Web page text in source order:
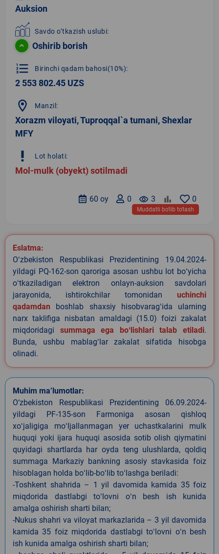
Auksion
Savdo o‘tkazish uslubi:
Oshirib borish
format_list_numbered Birinchi qadam bahosi(10%):
2 553 802.45 UZS
location_on Manzil:
Xorazm viloyati, Tuproqqal`a tumani, Shexlar
MFY
priority_high Lot holati:
Mol-mulk (obyekt) sotilmadi
0
remove_red_eye 3
0
60 oy
Muddatli bo‘lib to‘lash
Eslatma:
Oʻzbekiston Respublikasi Prezidentining 19.04.2024-
yildagi PQ-162-son qaroriga asosan ushbu lot boʻyicha
oʻtkaziladigan elektron onlayn-auksion savdolari
jarayonida, ishtirokchilar tomonidan uchinchi
qadamdan boshlab shaxsiy hisobvaragʻida ularning
narx taklifiga nisbatan amaldagi (15.0) foizi zakalat
miqdoridagi summaga ega boʻlishlari talab etiladi.
Bunda, ushbu mablagʻlar zakalat sifatida hisobga
olinadi.
Muhim ma’lumotlar:
O‘zbekiston Respublikasi Prezidentining 06.09.2024-
yildagi PF-135-son Farmoniga asosan qishloq
xoʻjaligiga moʻljallanmagan yer uchastkalarini mulk
huquqi yoki ijara huquqi asosida sotib olish qiymatini
quyidagi shartlarda har oyda teng ulushlarda, qoldiq
summaga Markaziy bankning asosiy stavkasida foiz
hisoblagan holda boʻlib-boʻlib toʻlashga beriladi:
-Toshkent shahrida – 1 yil davomida kamida 35 foiz
miqdorida dastlabgi toʻlovni oʻn besh ish kunida
amalga oshirish sharti bilan;
-Nukus shahri va viloyat markazlarida – 3 yil davomida
kamida 35 foiz miqdorida dastlabgi toʻlovni oʻn besh
ish kunida amalga oshirish sharti bilan;